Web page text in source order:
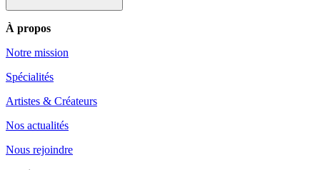
À propos
Notre mission
Spécialités
Artistes & Créateurs
Nos actualités
Nous rejoindre